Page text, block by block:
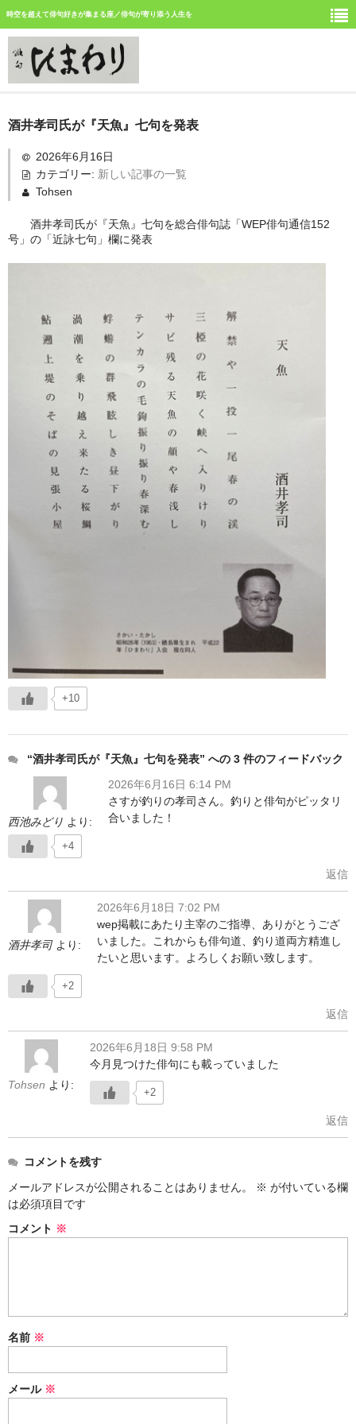
時空を超えて俳句好きが集まる座／俳句が寄り添う人生を
ひまわり誌今月号の俳句
今月みつけた俳句
俳句道場
「徳島文学賞」募集中
冬扇の「時空の座」
お問い合わせ
俳句を始めたい人に
日本俳人クラブ
郷土阿波の俳句を集めよう
酒井孝司氏が『天魚』七句を発表
2026年6月16日
カテゴリー: 新しい記事の一覧
Tohsen
酒井孝司氏が『天魚』七句を総合俳句誌「WEP俳句通信152
号」の「近詠七句」欄に発表
+10
“酒井孝司氏が『天魚』七句を発表” への 3 件のフィードバック
西池みどり より:
2026年6月16日 6:14 PM
さすが釣りの孝司さん。釣りと俳句がピッタリ
合いました！
+4
返信
酒井孝司 より:
2026年6月18日 7:02 PM
wep掲載にあたり主宰のご指導、ありがとうござ
いました。これからも俳句道、釣り道両方精進し
たいと思います。よろしくお願い致します。
+2
返信
Tohsen より:
2026年6月18日 9:58 PM
今月見つけた俳句にも載っていました
+2
返信
コメントを残す
メールアドレスが公開されることはありません。
※ が付いている欄
は必須項目です
コメント ※
名前 ※
メール ※